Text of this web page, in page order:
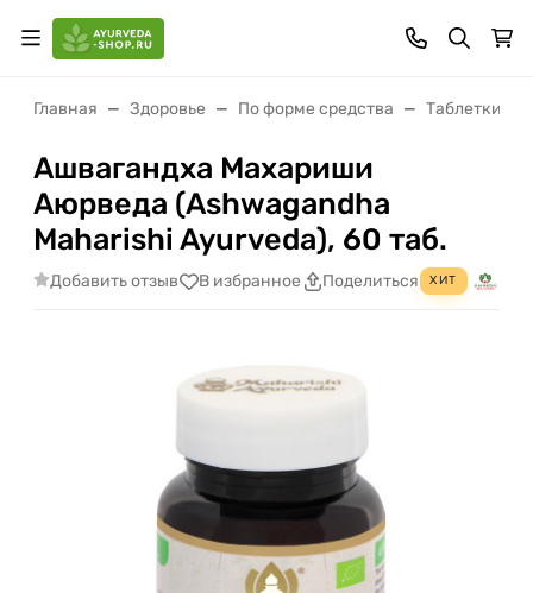
Главная Здоровье По форме средства Таблетки
Ашвагандха Махариши
Аюрведа (Ashwagandha
Maharishi Ayurveda), 60 таб.
Добавить отзыв В избранное Поделиться ХИТ